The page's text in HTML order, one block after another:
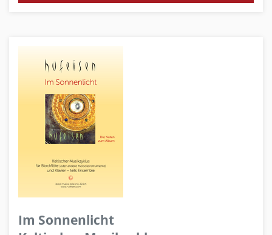
Im Sonnenlicht